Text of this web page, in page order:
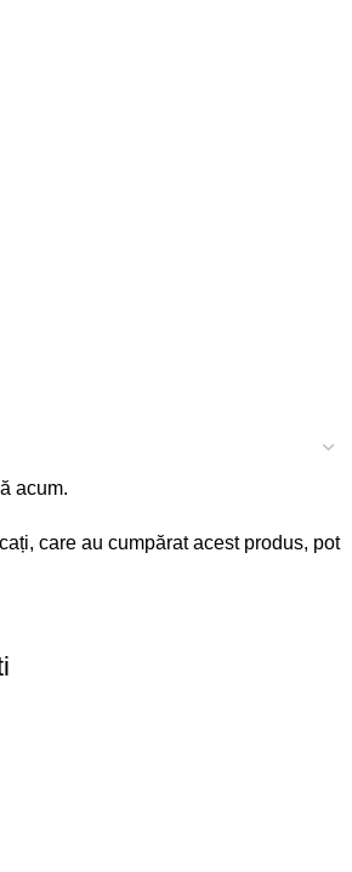
acum.
care au cumpărat acest produs, pot